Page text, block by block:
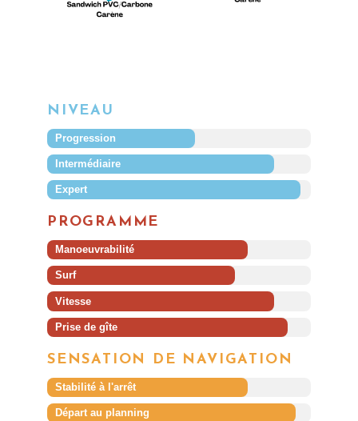
NIVEAU
Progression
Intermédiaire
Expert
PROGRAMME
Manoeuvrabilité
Surf
Vitesse
Prise de gîte
SENSATION DE NAVIGATION
Stabilité à l'arrêt
Départ au planning